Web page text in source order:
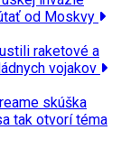
od Moskvy
raketové a
vojakov
skúška
tak otvorí téma